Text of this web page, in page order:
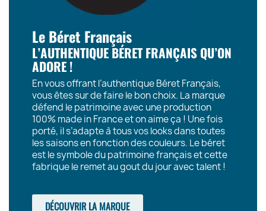
Le Béret Français
L’AUTHENTIQUE BÉRET FRANÇAIS QU’ON
ADORE !
En vous offrant l’authentique Béret Français,
vous êtes sur de faire le bon choix. La marque
défend le patrimoine avec une production
100% made in France et on aime ça ! Une fois
porté, il s’adapte à tous vos looks dans toutes
les saisons en fonction des couleurs. Le béret
est le symbole du patrimoine français et cette
fabrique le remet au gout du jour avec talent !
DÉCOUVRIR LA MARQUE